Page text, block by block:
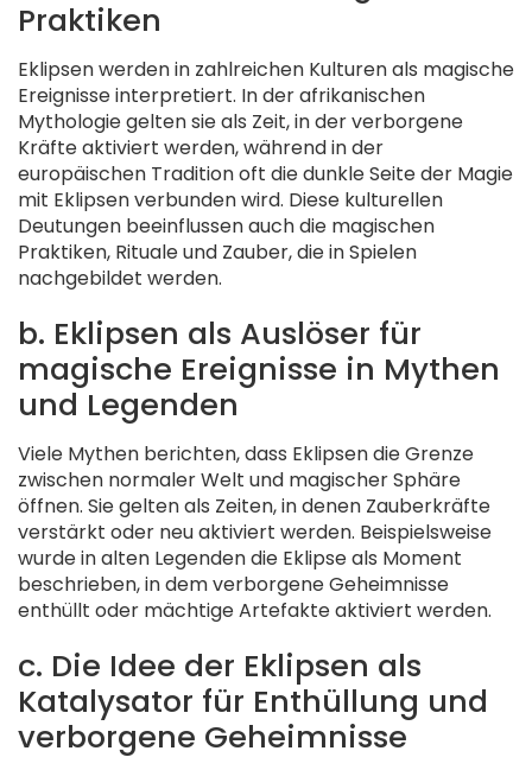
Praktiken
Eklipsen werden in zahlreichen Kulturen als magische
Ereignisse interpretiert. In der afrikanischen
Mythologie gelten sie als Zeit, in der verborgene
Kräfte aktiviert werden, während in der
europäischen Tradition oft die dunkle Seite der Magie
mit Eklipsen verbunden wird. Diese kulturellen
Deutungen beeinflussen auch die magischen
Praktiken, Rituale und Zauber, die in Spielen
nachgebildet werden.
b. Eklipsen als Auslöser für
magische Ereignisse in Mythen
und Legenden
Viele Mythen berichten, dass Eklipsen die Grenze
zwischen normaler Welt und magischer Sphäre
öffnen. Sie gelten als Zeiten, in denen Zauberkräfte
verstärkt oder neu aktiviert werden. Beispielsweise
wurde in alten Legenden die Eklipse als Moment
beschrieben, in dem verborgene Geheimnisse
enthüllt oder mächtige Artefakte aktiviert werden.
c. Die Idee der Eklipsen als
Katalysator für Enthüllung und
verborgene Geheimnisse